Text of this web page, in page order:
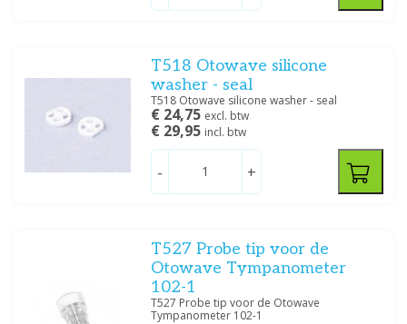
T518 Otowave silicone
washer - seal
T518 Otowave silicone washer - seal
€ 24,75 excl. btw
€ 29,95 incl. btw
- +
T527 Probe tip voor de
Otowave Tympanometer
102-1
T527 Probe tip voor de Otowave
Tympanometer 102-1